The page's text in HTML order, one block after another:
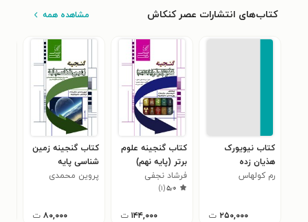
کتاب‌های انتشارات عصر کنکاش مشاهده همه
کتاب نیویورک
هذیان زده
رم کولهاس
۲۵۰,۰۰۰ ت
کتاب گنجینه علوم
برتر (پایه نهم)
فرشاد نجفی
۵٫۰(۱)
۱۴۴,۰۰۰ ت
کتاب گنجینه زمین
شناسی پایه
پروین محمدی
۸۰,۰۰۰ ت